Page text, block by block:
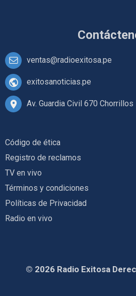
ventas@radioexitosa.pe
exitosanoticias.pe
Av. Guardia Civil 670 Chorrillos
Código de ética
Registro de reclamos
TV en vivo
Términos y condiciones
Políticas de Privacidad
Radio en vivo
© 2026 Radio Exitosa